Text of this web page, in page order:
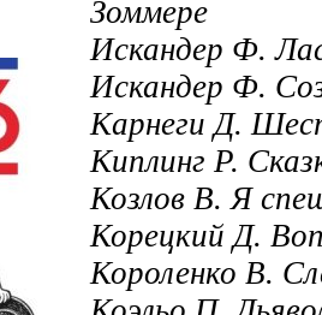
Зоммере
Искандер Ф.
Искандер Ф.
Карнеги Д.
Киплинг Р.
Козлов В. Я
Корецкий Д.
Короленко В.